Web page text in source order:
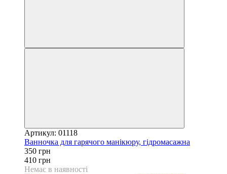
Артикул: 01118
Ванночка для гарячого манікюру, гідромасажна
350 грн
410 грн
Немає в наявності